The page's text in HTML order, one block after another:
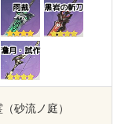
雨裁 黒岩の斬刀
澹月・試作
砂流ノ庭）